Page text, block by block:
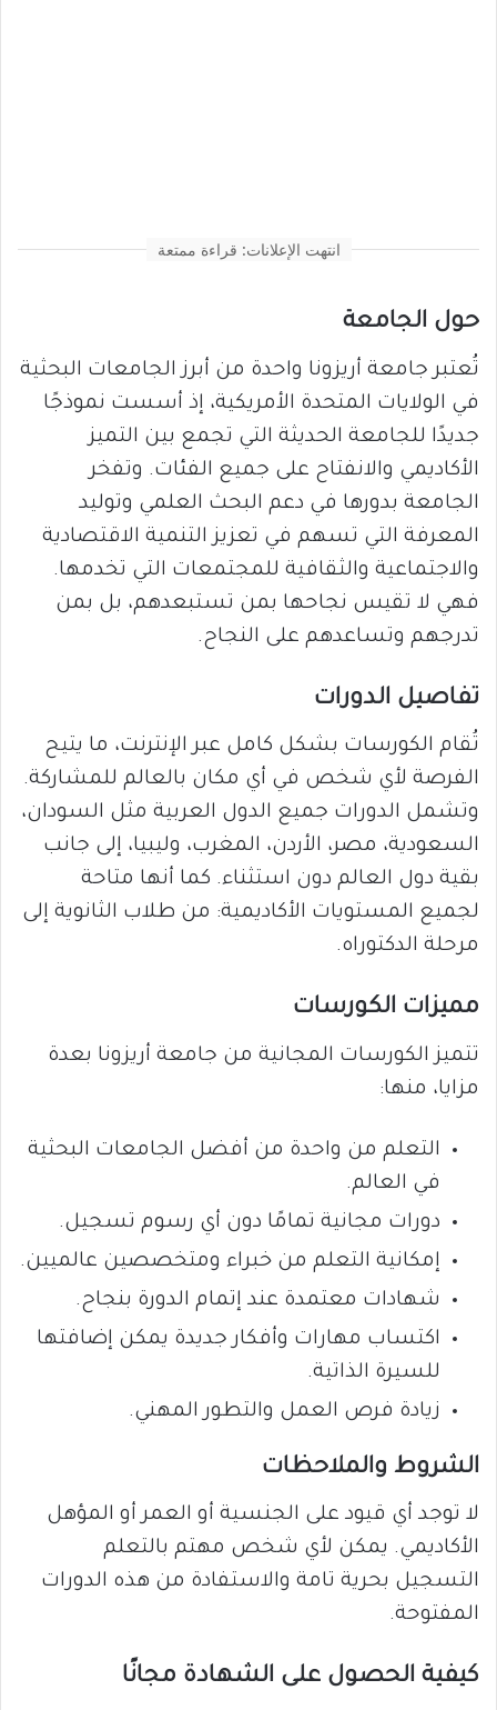
انتهت الإعلانات: قراءة ممتعة
حول الجامعة
تُعتبر جامعة أريزونا واحدة من أبرز الجامعات البحثية
في الولايات المتحدة الأمريكية، إذ أسست نموذجًا
جديدًا للجامعة الحديثة التي تجمع بين التميز
الأكاديمي والانفتاح على جميع الفئات. وتفخر
الجامعة بدورها في دعم البحث العلمي وتوليد
المعرفة التي تسهم في تعزيز التنمية الاقتصادية
والاجتماعية والثقافية للمجتمعات التي تخدمها.
فهي لا تقيس نجاحها بمن تستبعدهم، بل بمن
تدرجهم وتساعدهم على النجاح.
تفاصيل الدورات
تُقام الكورسات بشكل كامل عبر الإنترنت، ما يتيح
الفرصة لأي شخص في أي مكان بالعالم للمشاركة.
وتشمل الدورات جميع الدول العربية مثل السودان،
السعودية، مصر، الأردن، المغرب، وليبيا، إلى جانب
بقية دول العالم دون استثناء. كما أنها متاحة
لجميع المستويات الأكاديمية: من طلاب الثانوية إلى
مرحلة الدكتوراه.
مميزات الكورسات
تتميز الكورسات المجانية من جامعة أريزونا بعدة
مزايا، منها:
التعلم من واحدة من أفضل الجامعات البحثية
في العالم.
دورات مجانية تمامًا دون أي رسوم تسجيل.
إمكانية التعلم من خبراء ومتخصصين عالميين.
شهادات معتمدة عند إتمام الدورة بنجاح.
اكتساب مهارات وأفكار جديدة يمكن إضافتها
للسيرة الذاتية.
زيادة فرص العمل والتطور المهني.
الشروط والملاحظات
لا توجد أي قيود على الجنسية أو العمر أو المؤهل
الأكاديمي. يمكن لأي شخص مهتم بالتعلم
التسجيل بحرية تامة والاستفادة من هذه الدورات
المفتوحة.
كيفية الحصول على الشهادة مجانًا